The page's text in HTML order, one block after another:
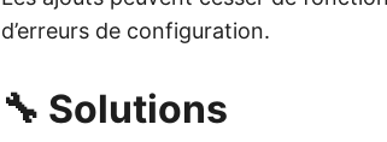
d’erreurs de configuration.
🔧 Solutions